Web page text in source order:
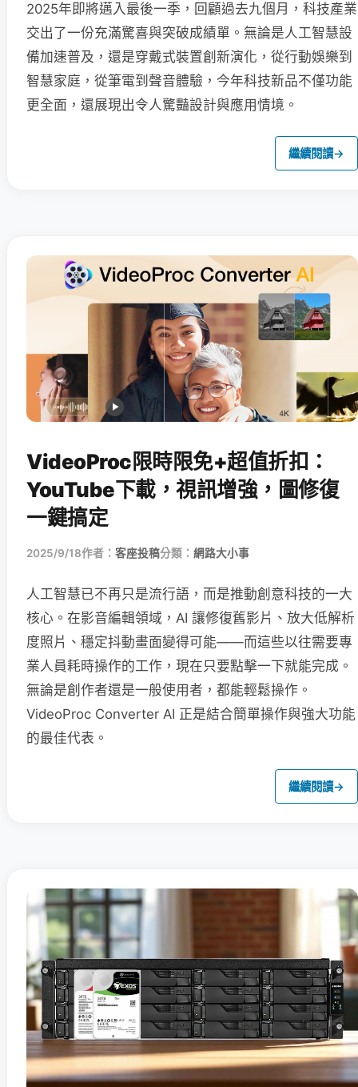
2025年即將邁入最後一季，回顧過去九個月，科技產業
交出了一份充滿驚喜與突破成績單。無論是人工智慧設
備加速普及，還是穿戴式裝置創新演化，從行動娛樂到
智慧家庭，從筆電到聲音體驗，今年科技新品不僅功能
更全面，還展現出令人驚豔設計與應用情境。
繼續閱讀→
VideoProc限時限免+超值折扣：
YouTube下載，視訊增強，圖修復
一鍵搞定
2025/9/18作者： 客座投稿分類： 網路大小事
人工智慧已不再只是流行語，而是推動創意科技的一大
核心。在影音編輯領域，AI 讓修復舊影片、放大低解析
度照片、穩定抖動畫面變得可能——而這些以往需要專
業人員耗時操作的工作，現在只要點擊一下就能完成。
無論是創作者還是一般使用者，都能輕鬆操作。
VideoProc Converter AI 正是結合簡單操作與強大功能
的最佳代表。
繼續閱讀→